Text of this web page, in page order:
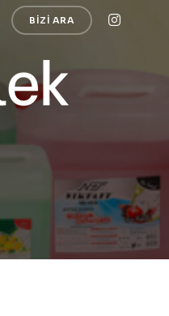
BIZI ARA